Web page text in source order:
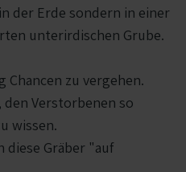
der Erde sondern in einer
unterirdischen Grube.
Chancen zu vergehen.
Verstorbenen so
wissen.
diese Gräber "auf